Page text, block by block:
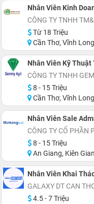
Nhân Viên Kinh
CÔNG TY TNHH
Từ 18 Triệu
Cần Thơ, Vĩnh Long,
Nhân Viên Kỹ
CÔNG TY TNHH
8 - 15 Triệu
Cần Thơ, Vĩnh Long, Đồng Tháp, Tiền
Nhân Viên Sale
CÔNG TY CỔ PHẦN
8 - 15 Triệu
An Giang, Kiên
Nhân Viên Khai
GALAXY DT CAN
4.5 - 7 Triệu